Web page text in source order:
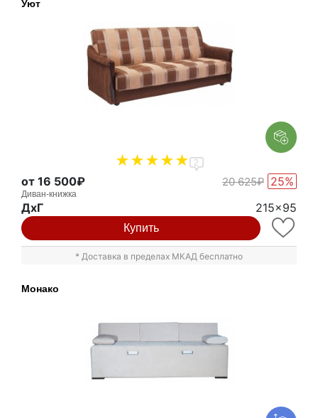
Уют
2
от 16 500₽ 20 625₽ 25%
Диван-книжка
ДxГ 215x95
Купить
* Доставка в пределах МКАД бесплатно
Монако